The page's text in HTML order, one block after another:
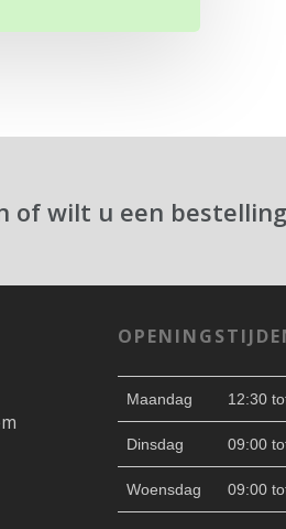
of wilt u een
Maandag 12:30
Dinsdag 09:00
Woensdag 09:00